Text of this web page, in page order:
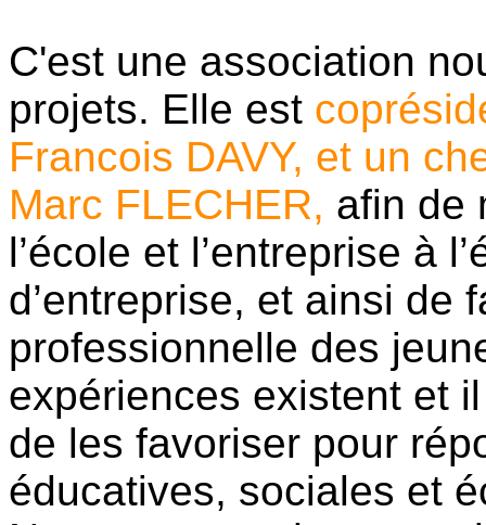
C'est une association
projets. Elle est
Francois DAVY, et un
Marc FLECHER, afin de
l’école et l’entreprise à
d’entreprise, et ainsi de
professionnelle des
expériences existent et
de les favoriser pour
éducatives, sociales et